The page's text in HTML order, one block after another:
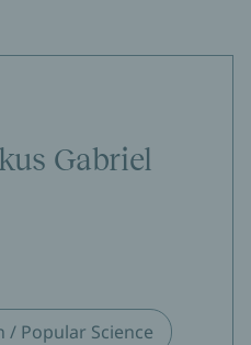
Gabriel
Popular Science